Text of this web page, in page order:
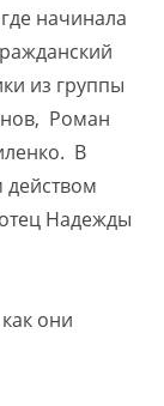
начинала
из группы
Роман
В
Надежды
они